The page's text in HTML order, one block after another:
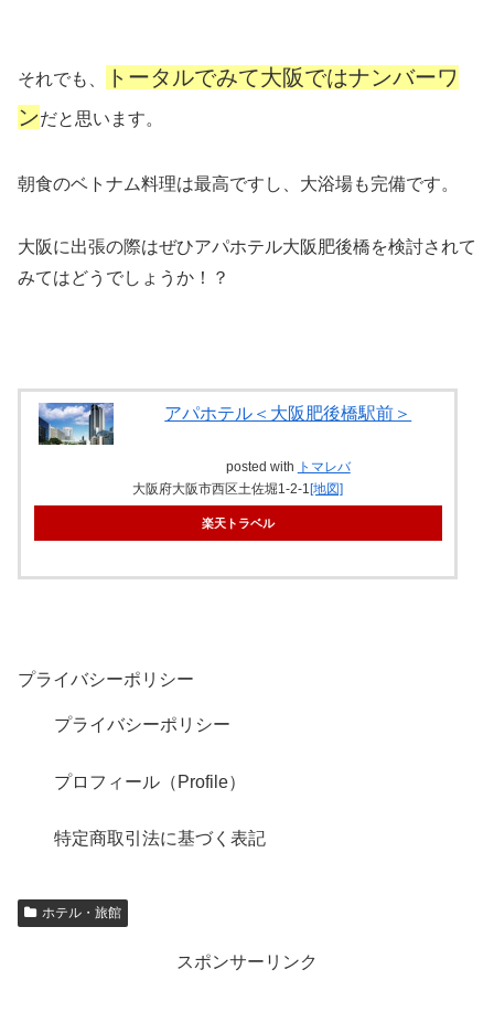
それでも、
トータルでみて大阪ではナンバーワ
ンだと思います。
朝食のベトナム料理は最高ですし、大浴場も完備です。
大阪に出張の際はぜひアパホテル大阪肥後橋を検討されて
みてはどうでしょうか！？
アパホテル＜大阪肥後橋駅前＞
posted with トマレバ
大阪府大阪市西区土佐堀1-2-1 [地図]
楽天トラベル
プライバシーポリシー
プライバシーポリシー
プロフィール（Profile）
特定商取引法に基づく表記
ホテル・旅館
スポンサーリンク